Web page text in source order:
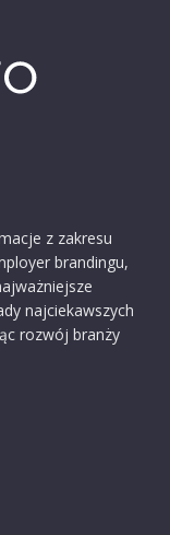
z zakresu
brandingu,
najciekawszych
rozwój branży